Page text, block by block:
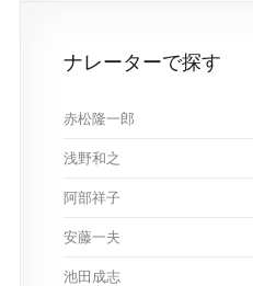
ナレーターで探す
赤松隆一郎
浅野和之
阿部祥子
安藤一夫
池田成志